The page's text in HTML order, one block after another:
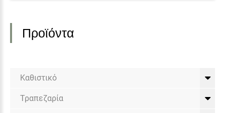
Προϊόντα
Καθιστικό
Τραπεζαρία